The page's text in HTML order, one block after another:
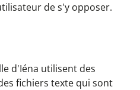
de s'y opposer.
d'Iéna utilisent des
fichiers texte qui sont